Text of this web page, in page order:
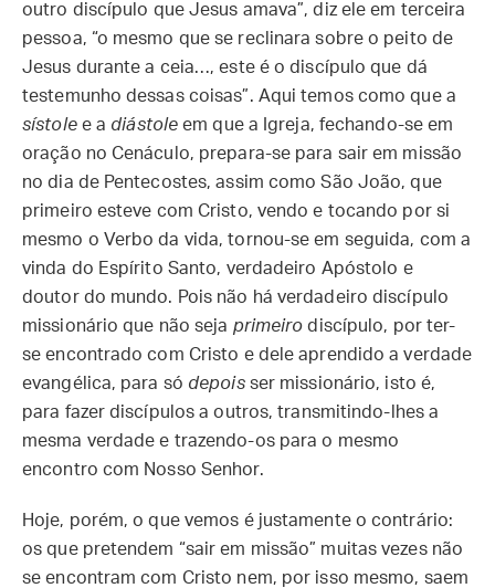
outro discípulo que Jesus amava”, diz ele em terceira
pessoa, “o mesmo que se reclinara sobre o peito de
Jesus durante a ceia…, este é o discípulo que dá
testemunho dessas coisas”. Aqui temos como que a
sístolee a diástole em que a Igreja, fechando-se em
oração no Cenáculo, prepara-se para sair em missão
no dia de Pentecostes, assim como São João, que
primeiro esteve com Cristo, vendo e tocando por si
mesmo o Verbo da vida, tornou-se em seguida, com a
vinda do Espírito Santo, verdadeiro Apóstolo e
doutor do mundo. Pois não há verdadeiro discípulo
missionário que não seja primeiro discípulo, por ter-
se encontrado com Cristo e dele aprendido a verdade
evangélica, para só depoisser missionário, isto é,
para fazer discípulos a outros, transmitindo-lhes a
mesma verdade e trazendo-os para o mesmo
encontro com Nosso Senhor.
Hoje, porém, o que vemos é justamente o contrário:
os que pretendem “sair em missão” muitas vezes não
se encontram com Cristo nem, por isso mesmo, saem